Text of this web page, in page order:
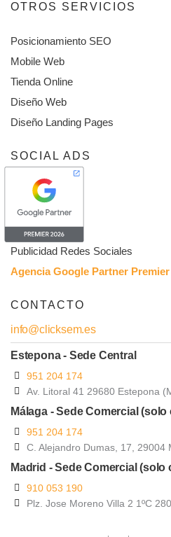
OTROS SERVICIOS
Posicionamiento SEO
Mobile Web
Tienda Online
Diseño Web
Diseño Landing Pages
SOCIAL ADS
Facebook Ads
Instagram Ads
Linkedin Ads
Publicidad Redes Sociales
Agencia Google Partner Premier
CONTACTO
info@clicksem.es
Estepona - Sede Central
951 204 174
Av. Litoral 41 29680 Estepona
Málaga - Sede Comercial (solo
951 204 174
C. Alejandro Dumas, 17, 29004
Madrid - Sede Comercial (solo
910 053 190
Plz. Jose Moreno Villa 2 1ºC